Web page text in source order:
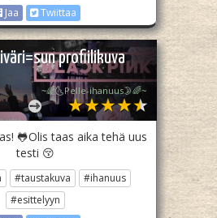
Jaa
Twiittaa
profiilikuva
~🌈🌜Pelle-ihanuus🌛🌈~
🐸Olis taas aika tehä uus
testi 😚
#taustakuva
#ihanuus
#esittelyyn